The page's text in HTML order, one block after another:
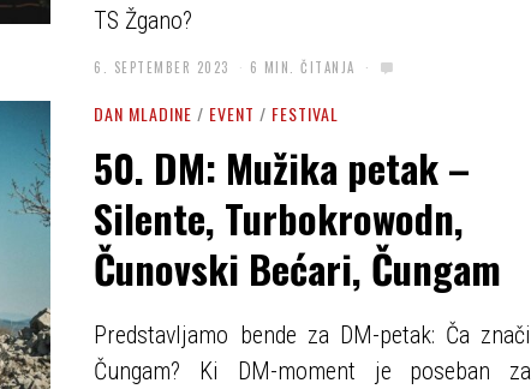
TS Žgano?
6. SEPTEMBER 2023 6 MIN. ČITANJA
DAN MLADINE / EVENT / FESTIVAL
50. DM: Mužika petak –
Silente, Turbokrowodn,
Čunovski Bećari, Čungam
Predstavljamo bende za DM-petak: Ča znači
Čungam? Ki DM-moment je poseban za